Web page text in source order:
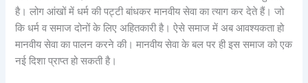
है। लोग आंखों में धर्म की पट्टी बांधकर मानवीय सेवा का त्याग कर देते हैं। जो
कि धर्म व समाज दोनों के लिए अहितकारी है। ऐसे समाज में अब आवश्यकता हो
मानवीय सेवा का पालन करने की। मानवीय सेवा के बल पर ही इस समाज को एक
नई दिशा प्राप्त हो सकती है।